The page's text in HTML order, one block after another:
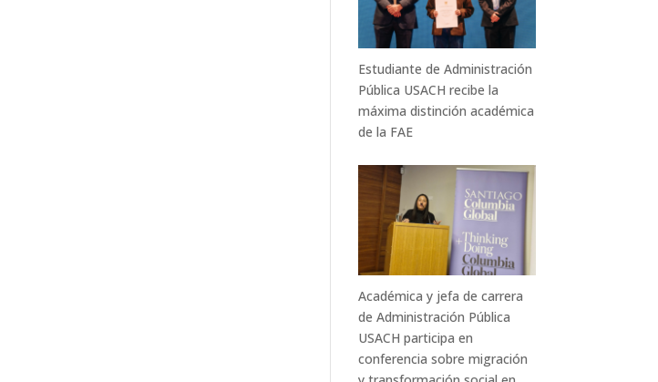
Estudiante de Administración
Pública USACH recibe la
máxima distinción académica
de la FAE
Académica y jefa de carrera
de Administración Pública
USACH participa en
conferencia sobre migración